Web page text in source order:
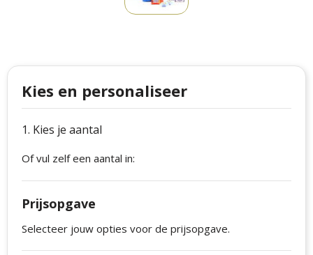
Craft
Thule
Case Logic
Mepal
Parker
Stanley
Kerstspellen
Kersttassen
kerstkaarsen
Kies en personaliseer
1. Kies je aantal
Of vul zelf een aantal in:
Prijsopgave
Selecteer jouw opties voor de prijsopgave.